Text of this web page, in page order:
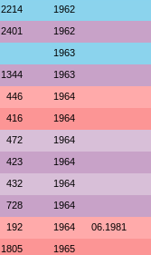
2214 1962
2401 1962
1963
1344 1963
446 1964
416 1964
472 1964
423 1964
432 1964
728 1964
192 1964 06.1981
1805 1965